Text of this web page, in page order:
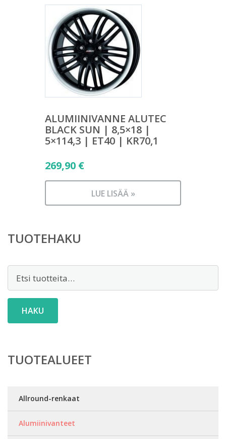
ALUMIINIVANNE ALUTEC
BLACK SUN | 8,5×18 |
5×114,3 | ET40 | KR70,1
269,90 €
LUE LISÄÄ »
TUOTEHAKU
HAKU
TUOTEALUEET
Allround-renkaat
Alumiinivanteet